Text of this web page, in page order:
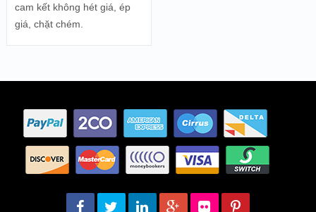
cam kết không hét giá, ép
giá, chặt chém.